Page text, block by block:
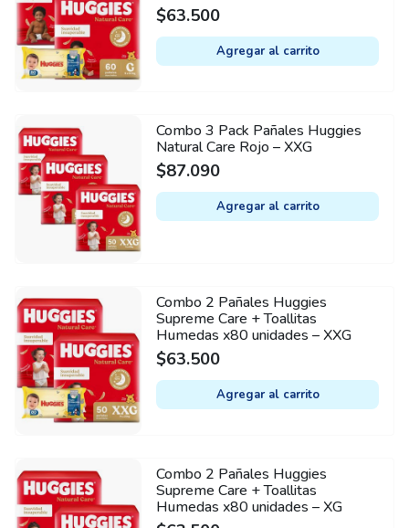
$63.500
Agregar al carrito
Combo 3 Pack Pañales Huggies
Natural Care Rojo – XXG
$87.090
Agregar al carrito
Combo 2 Pañales Huggies
Supreme Care + Toallitas
Humedas x80 unidades – XXG
$63.500
Agregar al carrito
Combo 2 Pañales Huggies
Supreme Care + Toallitas
Humedas x80 unidades – XG